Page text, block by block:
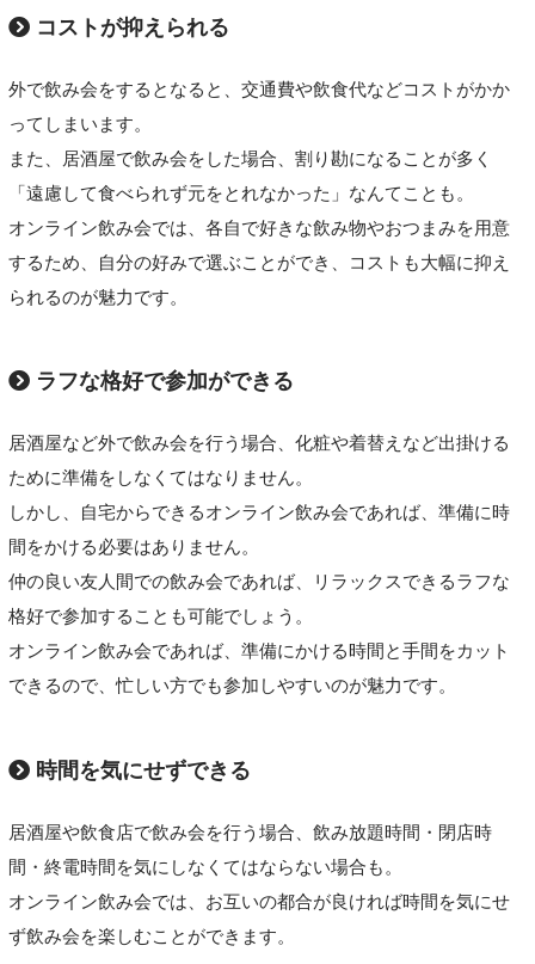
コストが抑えられる
外で飲み会をするとなると、交通費や飲食代などコストがかか
ってしまいます。
また、居酒屋で飲み会をした場合、割り勘になることが多く
「遠慮して食べられず元をとれなかった」なんてことも。
オンライン飲み会では、各自で好きな飲み物やおつまみを用意
するため、自分の好みで選ぶことができ、コストも大幅に抑え
られるのが魅力です。
ラフな格好で参加ができる
居酒屋など外で飲み会を行う場合、化粧や着替えなど出掛ける
ために準備をしなくてはなりません。
しかし、自宅からできるオンライン飲み会であれば、準備に時
間をかける必要はありません。
仲の良い友人間での飲み会であれば、リラックスできるラフな
格好で参加することも可能でしょう。
オンライン飲み会であれば、準備にかける時間と手間をカット
できるので、忙しい方でも参加しやすいのが魅力です。
時間を気にせずできる
居酒屋や飲食店で飲み会を行う場合、飲み放題時間・閉店時
間・終電時間を気にしなくてはならない場合も。
オンライン飲み会では、お互いの都合が良ければ時間を気にせ
ず飲み会を楽しむことができます。